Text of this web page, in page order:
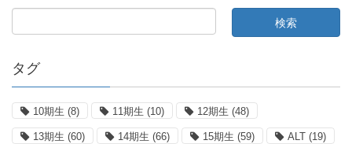
タグ
10期生 (8) 11期生 (10) 12期生 (48)
13期生 (60) 14期生 (66) 15期生 (59) ALT (19)